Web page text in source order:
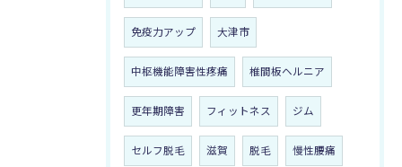
免疫力アップ 大津市
中枢機能障害性疼痛 椎間板ヘルニア
更年期障害 フィットネス ジム
セルフ脱毛 滋賀 脱毛 慢性腰痛